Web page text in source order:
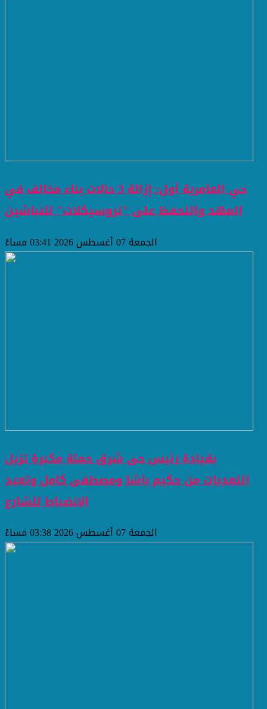
حي العامرية أول: إزالة 3 حالات بناء مخالف في
المهد والتحفظ على "تروسيكلات" للنباشين
الجمعة 07 أغسطس 2026 03:41 مساءً
بقيادة رئيس حى شرق حملة مكبرة تزيل
التعديات من حكيم باشا ومصطفى كامل وتعيد
الانضباط للشارع
الجمعة 07 أغسطس 2026 03:38 مساءً